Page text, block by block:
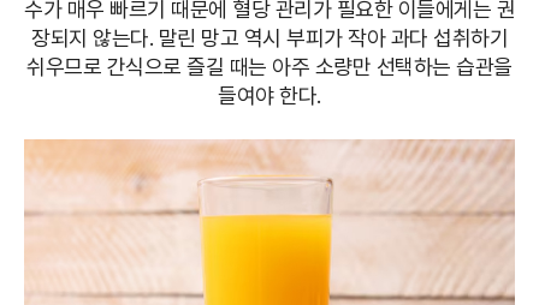
수가 매우 빠르기 때문에 혈당 관리가 필요한 이들에게는 권
장되지 않는다. 말린 망고 역시 부피가 작아 과다 섭취하기
쉬우므로 간식으로 즐길 때는 아주 소량만 선택하는 습관을
들여야 한다.